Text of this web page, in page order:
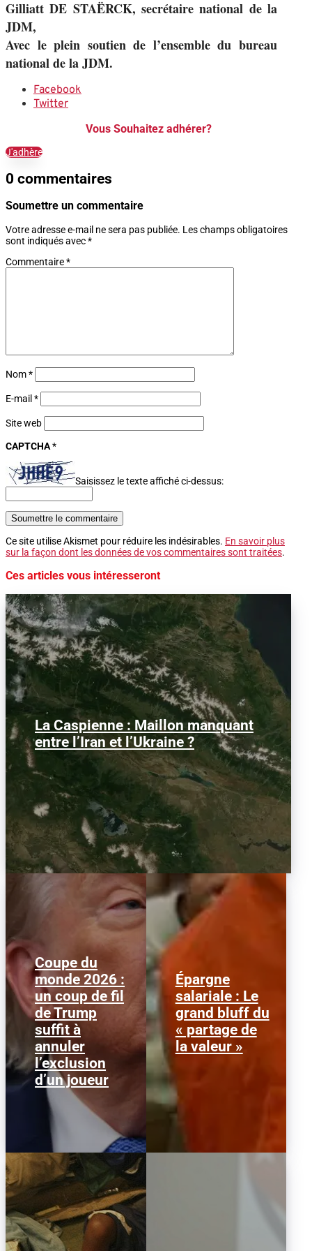
Gilliatt DE STAËRCK, secrétaire national de la
JDM,
Avec le plein soutien de l’ensemble du bureau
national de la JDM.
Facebook
Twitter
Vous Souhaitez adhérer?
J'adhère
0 commentaires
Soumettre un commentaire
Votre adresse e-mail ne sera pas publiée. Les champs obligatoires
sont indiqués avec*
Commentaire*
Nom*
E-mail *
Site web
CAPTCHA*
Saisissez le texte affiché ci-dessus:
Soumettre le commentaire
Ce site utilise Akismet pour réduire les indésirables. En savoir plus
sur la façon dont les données de vos commentaires sont traitées.
Ces articles vous intéresseront
La Caspienne : Maillon manquant
entre l’Iran et l’Ukraine ?
Samedi 25 juillet 2026, des drones
ukrainiens ont frappé plusieurs cibles
en mer Caspienne, parmi...
Coupe du
monde 2026 :
un coup de fil
de Trump
suffit à
annuler
l’exclusion
d’un joueur
Le 1er juillet 2026,
l'attaquant américain
Folarin Balogun recevait
un carton rouge
parfaitement...
Épargne
salariale : Le
grand bluff du
« partage de
la valeur »
Alors que l'inflation et la
course aux profits
écrasent le pouvoir
d’achat, la loi « partage
de la...